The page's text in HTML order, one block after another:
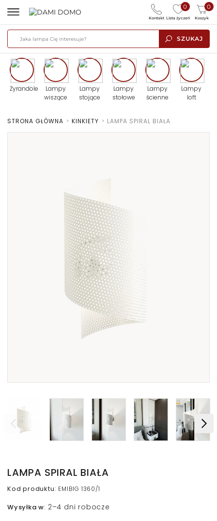
SZUKAJ
0
Lista życzeń
0
Koszyk
Kontakt
Żyrandole
Lampy
wiszące
Lampy
stojące
Lampy
stołowe
Lampy
ścienne
Lampy
loft
STRONA GŁÓWNA > KINKIETY > LAMPA SPIRAL BIAŁA
LAMPA SPIRAL BIAŁA
Kod produktu: EMIBIG 1360/1
Wysyłka w: 2–4 dni robocze